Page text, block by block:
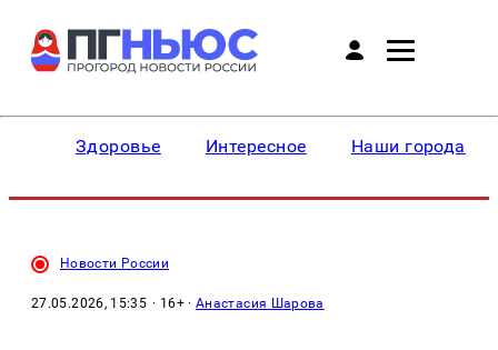
Здоровье Интересное Наши города
Новости России
27.05.2026, 15:35 · 16+ ·Анастасия Шарова